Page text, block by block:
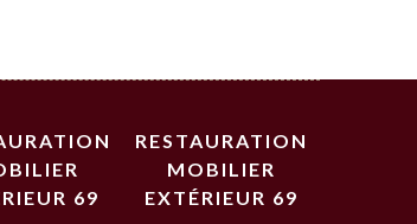
69
RESTAURATION
MOBILIER
EXTÉRIEUR 69